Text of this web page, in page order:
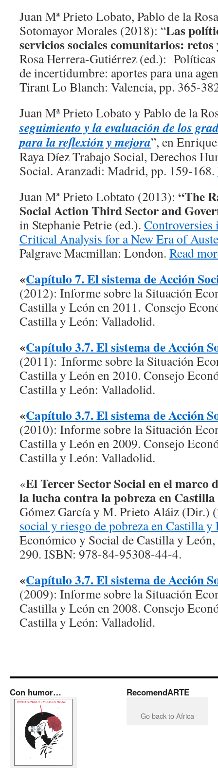
Juan Mª Prieto Lobato, Pablo de la
Sotomayor Morales (2018): “Las
servicios sociales comunitarios: retos
Rosa Herrera-Gutiérrez (ed.):
de incertidumbre: aportes para una
Tirant Lo Blanch: Valencia, pp. 365-
Juan Mª Prieto Lobato y Pablo de la
seguimiento y la evaluación de los
para la reflexión y mejora”, en
Raya Díez Trabajo Social, Derechos
Social. Aranzadi: Madrid, pp. 159-168.
Juan Mª Prieto Lobtato (2013): “The
Social Action Third Sector and
in Stephanie Petrie (ed.). Controversies
Critical Analysis for a New Era of
Palgrave Macmillan: London. Read
«Capítulo 7. El sistema de Acción
(2012): Informe sobre la Situación
Castilla y León en 2011. Consejo
Castilla y León: Valladolid.
«Capítulo 3.7. El sistema de Acción
(2011): Informe sobre la Situación
Castilla y León en 2010. Consejo
Castilla y León: Valladolid.
«Capítulo 3.7. El sistema de Acción
(2010): Informe sobre la Situación
Castilla y León en 2009. Consejo
Castilla y León: Valladolid.
«El Tercer Sector Social en el marco
la lucha contra la pobreza en
Gómez García y M. Prieto Aláiz (Dir.)
social y riesgo de pobreza en Castilla y
Económico y Social de Castilla y
290. ISBN: 978-84-95308-44-4.
«Capítulo 3.7. El sistema de Acción
(2009): Informe sobre la Situación
Castilla y León en 2008. Consejo
Castilla y León: Valladolid.
Con humor… RecomendARTE
Go back to Africa